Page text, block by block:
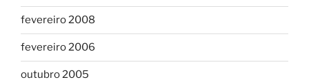
fevereiro 2008
fevereiro 2006
outubro 2005